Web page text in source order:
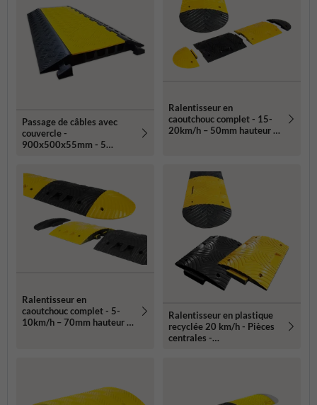
Passage de câbles avec
couvercle -
900x500x55mm - 5
Ralentisseur en
caoutchouc complet - 15-
20km/h – 50mm hauteur –
Ralentisseur en
caoutchouc complet - 5-
10km/h – 70mm hauteur –
Ralentisseur en plastique
recyclée 20 km/h - Pièces
centrales -